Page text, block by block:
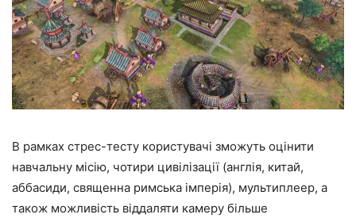
В рамках стрес-тесту користувачі зможуть оцінити
навчальну місію, чотири цивілізації (англія, китай,
аббасиди, священна римська імперія), мультиплеер, а
також можливість віддаляти камеру більше